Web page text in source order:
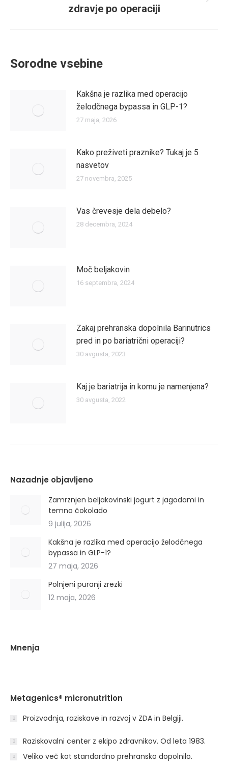
objava
zdravje po operaciji
Sorodne vsebine
Kakšna je razlika med operacijo
želodčnega bypassa in GLP-1?
27 maja, 2026
Kako preživeti praznike? Tukaj je 5
nasvetov
27 novembra, 2025
Vas črevesje dela debelo?
28 decembra, 2024
Moč beljakovin
16 septembra, 2024
Zakaj prehranska dopolnila Barinutrics
pred in po bariatrični operaciji?
30 avgusta, 2023
Kaj je bariatrija in komu je namenjena?
30 avgusta, 2022
Nazadnje objavljeno
Zamrznjen beljakovinski jogurt z jagodami in
temno čokolado
9 julija, 2026
Kakšna je razlika med operacijo želodčnega
bypassa in GLP-1?
27 maja, 2026
Polnjeni puranji zrezki
12 maja, 2026
Mnenja
Metagenics® micronutrition
Proizvodnja, raziskave in razvoj v ZDA in Belgiji.
Raziskovalni center z ekipo zdravnikov. Od leta 1983.
Veliko več kot standardno prehransko dopolnilo.